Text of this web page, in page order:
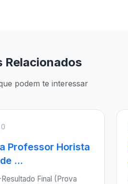
Relacionados
podem te interessar
Professor Horista
...
Final (Prova